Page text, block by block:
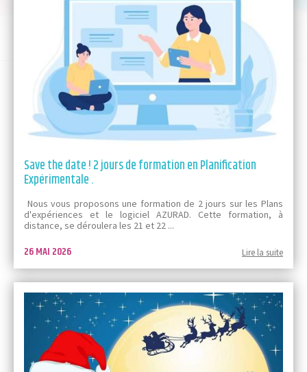
Save the date ! 2 jours de formation en Planification
Expérimentale .
Nous vous proposons une formation de 2 jours sur les Plans
d'expériences et le logiciel AZURAD. Cette formation, à
distance, se déroulera les 21 et 22 ...
26 MAI 2026 Lire la suite